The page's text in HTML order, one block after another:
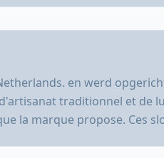
en werd
traditionnel et de
la marque propose. Ces